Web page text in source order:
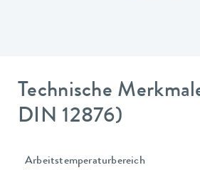
Technische
DIN 12876)
Arbeitstemperaturbereich